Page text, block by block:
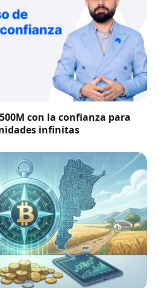
con la confianza para
infinitas